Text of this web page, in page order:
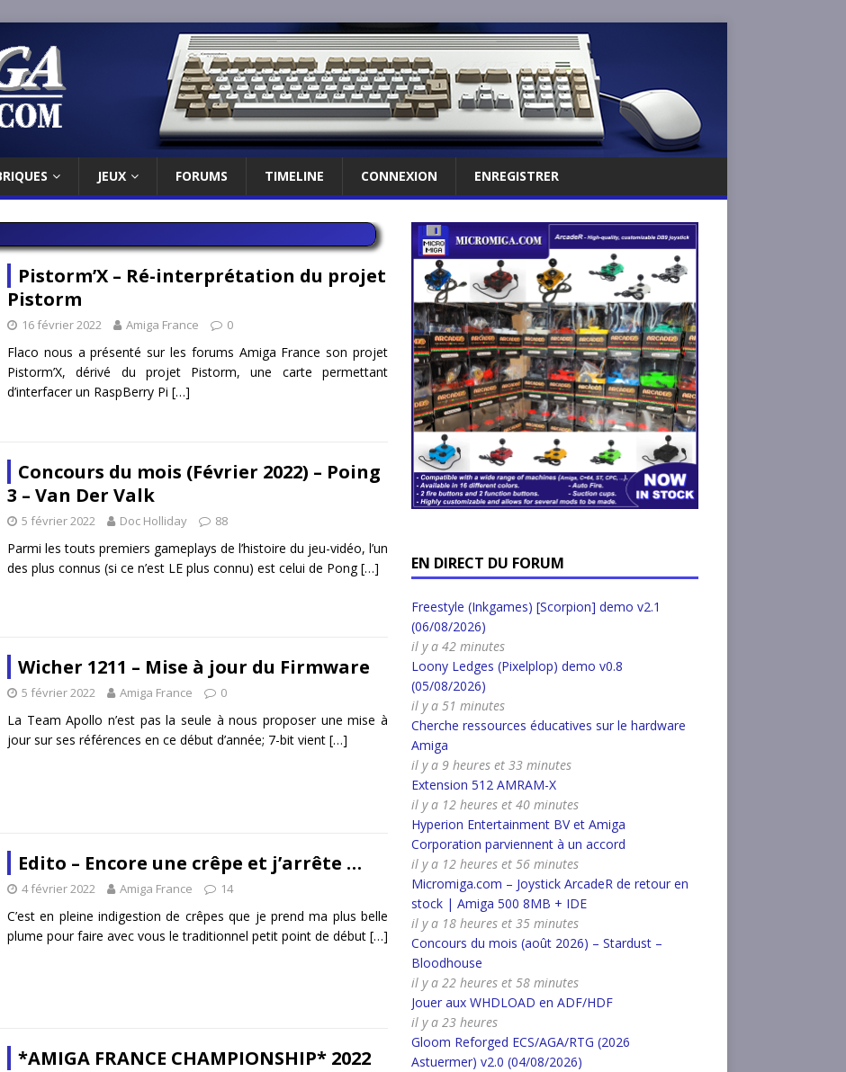
JEUX FORUMS TIMELINE CONNEXION ENREGISTRER
Pistorm’X – Ré-interprétation du projet
Pistorm
16 février 2022 Amiga France 0
Flaco nous a présenté sur les forums Amiga France son projet
Pistorm’X, dérivé du projet Pistorm, une carte permettant
d’interfacer un RaspBerry Pi […]
Concours du mois (Février 2022) – Poing
3 – Van Der Valk
5 février 2022 Doc Holliday 88
Parmi les touts premiers gameplays de l’histoire du jeu-vidéo, l’un
des plus connus (si ce n’est LE plus connu) est celui de Pong[…]
Wicher 1211 – Mise à jour du Firmware
5 février 2022 Amiga France 0
La Team Apollo n’est pas la seule à nous proposer une mise à
jour sur ses références en ce début d’année; 7-bit vient […]
Edito – Encore une crêpe et j’arrête …
4 février 2022 Amiga France 14
C’est en pleine indigestion de crêpes que je prend ma plus belle
plume pour faire avec vous le traditionnel petit point de début […]
*AMIGA FRANCE CHAMPIONSHIP* 2022
EN DIRECT DU FORUM
Freestyle (Inkgames) [Scorpion] demo v2.1
(06/08/2026)
il y a 42 minutes
Loony Ledges (Pixelplop) demo v0.8
(05/08/2026)
il y a 51 minutes
Cherche ressources éducatives sur le hardware
Amiga
il y a 9 heures et 33 minutes
Extension 512 AMRAM-X
il y a 12 heures et 40 minutes
Hyperion Entertainment BV et Amiga
Corporation parviennent à un accord
il y a 12 heures et 56 minutes
Micromiga.com – Joystick ArcadeR de retour en
stock | Amiga 500 8MB + IDE
il y a 18 heures et 35 minutes
Concours du mois (août 2026) – Stardust –
Bloodhouse
il y a 22 heures et 58 minutes
Jouer aux WHDLOAD en ADF/HDF
il y a 23 heures
Gloom Reforged ECS/AGA/RTG (2026
Astuermer) v2.0 (04/08/2026)